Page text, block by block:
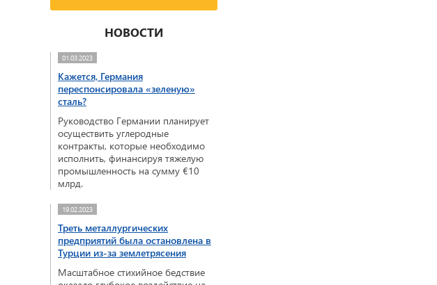
НОВОСТИ
01.03.2023
Кажется, Германия
переспонсировала «зеленую»
сталь?
Руководство Германии планирует
осуществить углеродные
контракты, которые необходимо
исполнить, финансируя тяжелую
промышленность на сумму €10
млрд.
19.02.2023
Треть металлургических
предприятий была остановлена в
Турции из-за землетрясения
Масштабное стихийное бедствие